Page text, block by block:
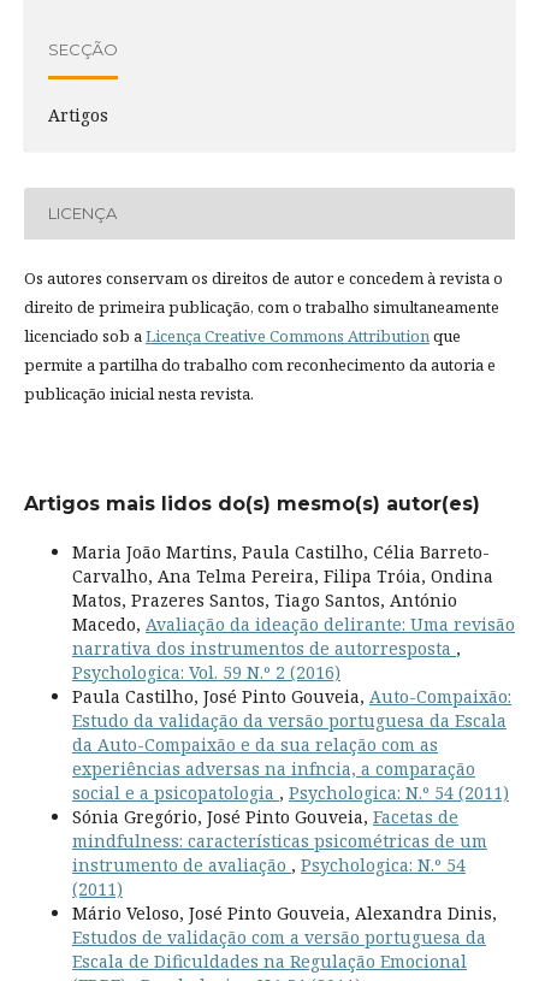
SECÇÃO
Artigos
LICENÇA
Os autores conservam os direitos de autor e concedem à revista o
direito de primeira publicação, com o trabalho simultaneamente
licenciado sob aLicença Creative Commons Attributionque
permite a partilha do trabalho com reconhecimento da autoria e
publicação inicial nesta revista.
Artigos mais lidos do(s) mesmo(s) autor(es)
Maria João Martins, Paula Castilho, Célia Barreto-
Carvalho, Ana Telma Pereira, Filipa Tróia, Ondina
Matos, Prazeres Santos, Tiago Santos, António
Macedo, Avaliação da ideação delirante: Uma revisão
narrativa dos instrumentos de autorresposta ,
Psychologica: Vol. 59 N.º 2 (2016)
Paula Castilho, José Pinto Gouveia, Auto-Compaixão:
Estudo da validação da versão portuguesa da Escala
da Auto-Compaixão e da sua relação com as
experiências adversas na infncia, a comparação
social e a psicopatologia , Psychologica: N.º 54 (2011)
Sónia Gregório, José Pinto Gouveia, Facetas de
mindfulness: características psicométricas de um
instrumento de avaliação , Psychologica: N.º 54
(2011)
Mário Veloso, José Pinto Gouveia, Alexandra Dinis,
Estudos de validação com a versão portuguesa da
Escala de Dificuldades na Regulação Emocional